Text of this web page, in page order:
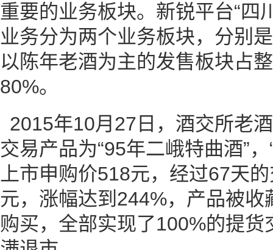
重要的业务板块。新锐平台“四
业务分为两个业务板块，分别
以陈年老酒为主的发售板块占
80%。
2015年10月27日，酒交所老
交易产品为“95年二峨特曲酒”
上市申购价518元，经过67天
元，涨幅达到244%，产品被
购买，全部实现了100%的提